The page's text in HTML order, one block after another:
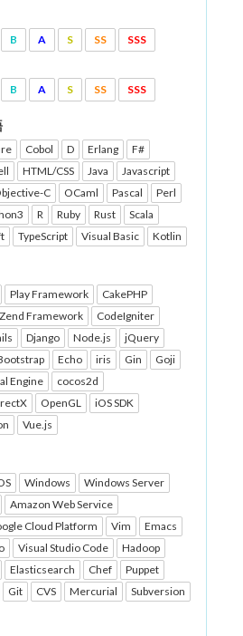
B A S SS SSS
B A S SS SSS
Cobol D Erlang
F#
HTML/CSS Java
Javascript
C OCaml Pascal
Perl
R Ruby Rust
Scala
TypeScript Visual Basic Kotlin
Play Framework
CakePHP
Zend Framework
CodeIgniter
Django Node.js
jQuery
Echo iris Gin
Goji
Engine
cocos2d
OpenGL
iOS SDK
Vue.js
Windows
Windows Server
Amazon Web Service
Cloud Platform Vim
Emacs
Visual Studio Code
Hadoop
Elasticsearch Chef
Puppet
Git CVS Mercurial Subversion